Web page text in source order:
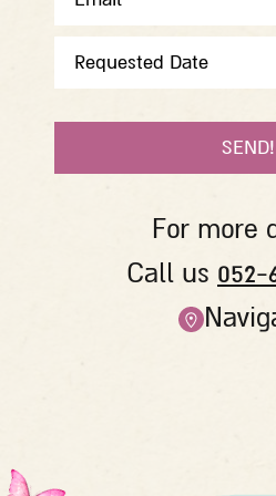
US
For more
Call us 052-